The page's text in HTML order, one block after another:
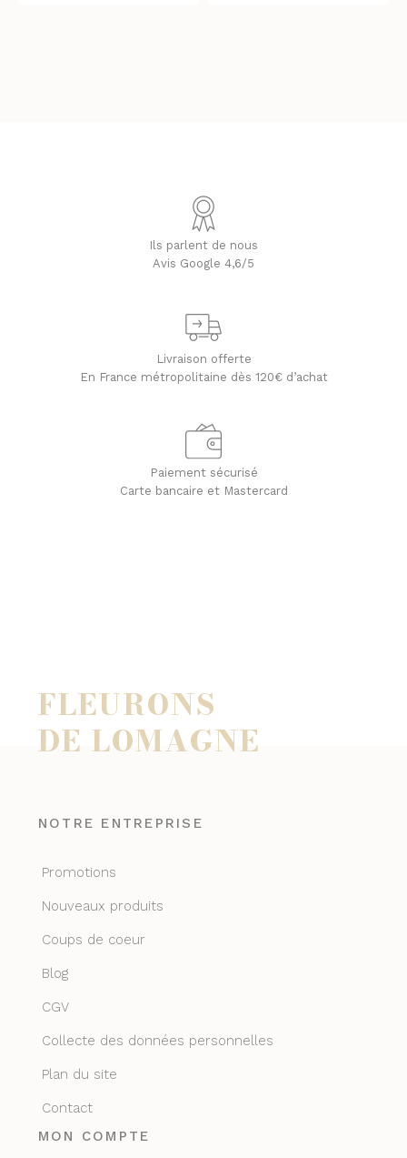
Ils parlent de nous
Avis Google 4,6/5
Livraison offerte
En France métropolitaine dès 120€ d’achat
Paiement sécurisé
Carte bancaire et Mastercard
FLEURONS
DE LOMAGNE
NOTRE ENTREPRISE
Promotions
Nouveaux produits
Coups de coeur
Blog
CGV
Collecte des données personnelles
Plan du site
Contact
MON COMPTE